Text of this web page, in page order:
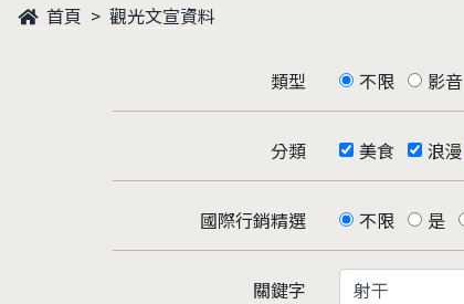
首頁 觀光文宣資料
類型 不限 影音
分類 美食 浪漫
國際行銷精選 不限 是
關鍵字